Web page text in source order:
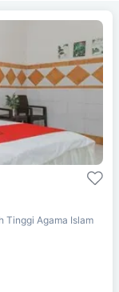
Tinggi Agama Islam